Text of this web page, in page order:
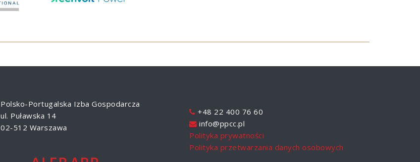
Polsko-Portugalska Izba Gospodarcza
ul. Puławska 14
02-512 Warszawa
+48 22 400 76 60
info@ppcc.pl
Polityka prywatności
Polityka przetwarzania danych osobowych